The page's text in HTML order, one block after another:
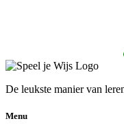
De leukste manier van
Menu